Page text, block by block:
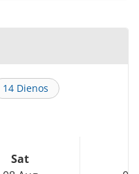
14 Dienos
Sat